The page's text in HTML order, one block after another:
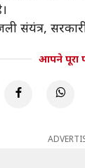
संयंत्र,
आपने पूरा